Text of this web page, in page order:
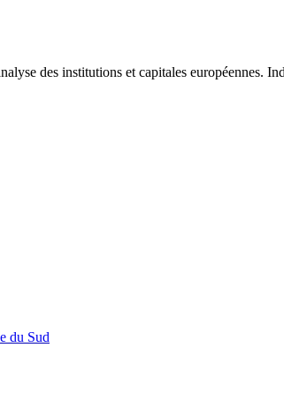
des institutions et capitales européennes.
du Sud